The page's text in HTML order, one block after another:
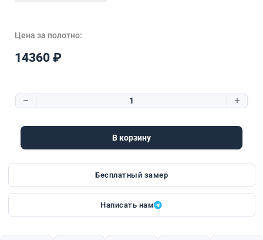
Цена за полотно:
14360 ₽
Количество товара Italy Arte 27
В корзину
Бесплатный замер
Написать нам